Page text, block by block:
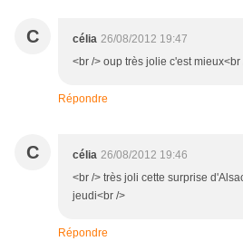
C célia 26/08/2012 19:47
<br /> oup très jolie c'est mieux<br
Répondre
C célia 26/08/2012 19:46
<br /> très joli cette surprise
jeudi<br />
Répondre